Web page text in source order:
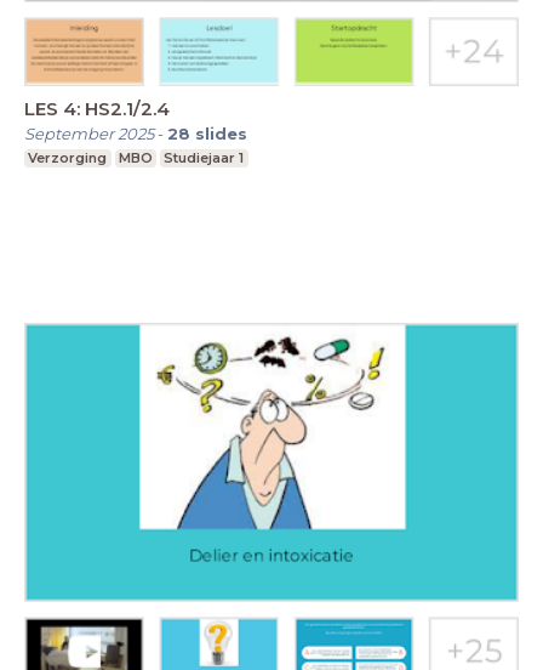
LES 4: HS2.1/2.4
September 2025- 28 slides
Verzorging MBO Studiejaar 1